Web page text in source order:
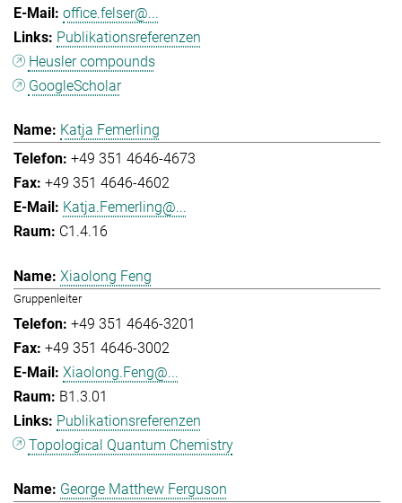
office.felser@...
Publikationsreferenzen
Heusler compounds
GoogleScholar
Katja Femerling
+49 351 4646-4673
+49 351 4646-4602
Katja.Femerling@...
C1.4.16
Xiaolong Feng
Gruppenleiter
+49 351 4646-3201
+49 351 4646-3002
Xiaolong.Feng@...
B1.3.01
Publikationsreferenzen
Topological Quantum Chemistry
George Matthew Ferguson